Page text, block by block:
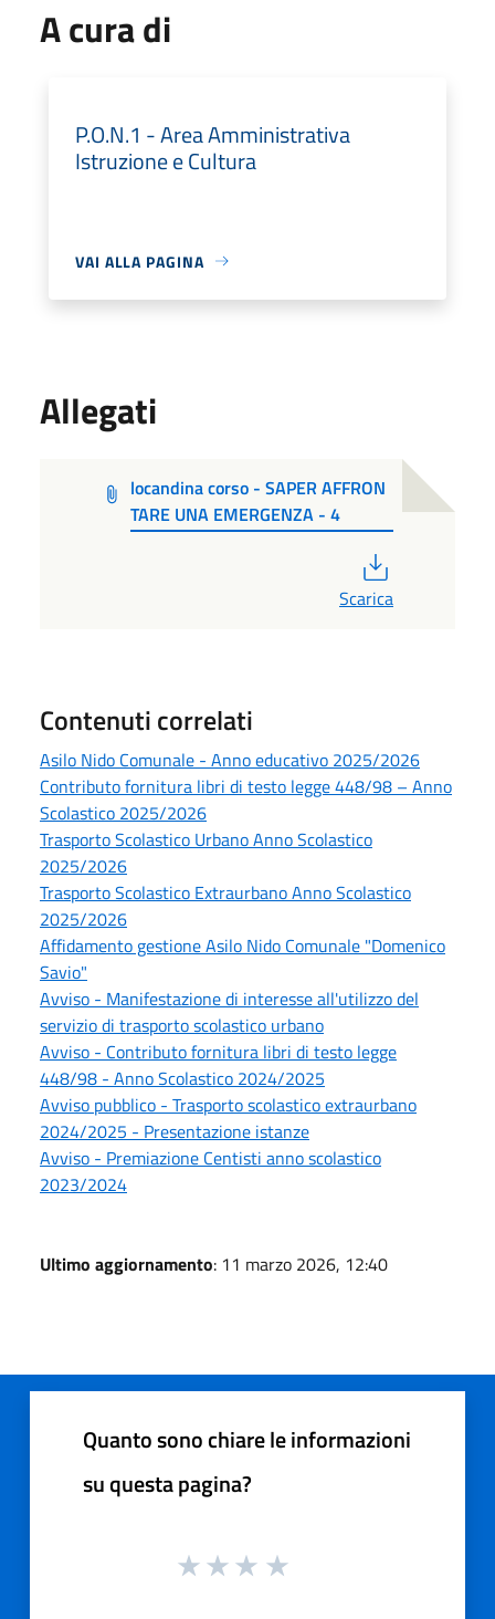
A cura di
P.O.N.1 - Area Amministrativa
Istruzione e Cultura
VAI ALLA PAGINA
Allegati
locandina corso - SAPER AFFRON
TARE UNA EMERGENZA - 4
Scarica
Contenuti correlati
Asilo Nido Comunale - Anno educativo 2025/2026
Contributo fornitura libri di testo legge 448/98 – Anno
Scolastico 2025/2026
Trasporto Scolastico Urbano Anno Scolastico
2025/2026
Trasporto Scolastico Extraurbano Anno Scolastico
2025/2026
Affidamento gestione Asilo Nido Comunale "Domenico
Savio"
Avviso - Manifestazione di interesse all'utilizzo del
servizio di trasporto scolastico urbano
Avviso - Contributo fornitura libri di testo legge
448/98 - Anno Scolastico 2024/2025
Avviso pubblico - Trasporto scolastico extraurbano
2024/2025 - Presentazione istanze
Avviso - Premiazione Centisti anno scolastico
2023/2024
Ultimo aggiornamento: 11 marzo 2026, 12:40
Quanto sono chiare le informazioni
su questa pagina?